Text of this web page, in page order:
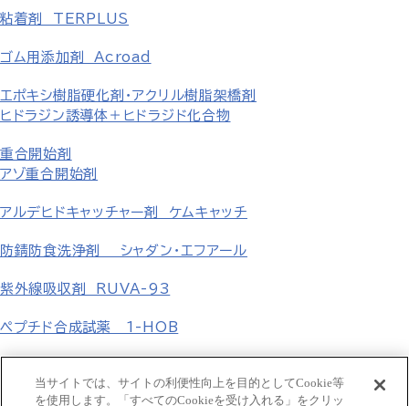
粘着剤 TERPLUS
ゴム用添加剤 Acroad
エポキシ樹脂硬化剤・アクリル樹脂架橋剤
ヒドラジン誘導体＋ヒドラジド化合物
重合開始剤
アゾ重合開始剤
アルデヒドキャッチャー剤 ケムキャッチ
防錆防食洗浄剤 シャダン・エフアール
紫外線吸収剤 RUVA-93
ペプチド合成試薬 1-HOB
当サイトでは、サイトの利便性向上を目的としてCookie等
を使用します。「すべてのCookieを受け入れる」をクリッ